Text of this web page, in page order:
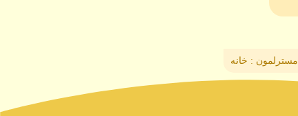
مسترلمون : خانه